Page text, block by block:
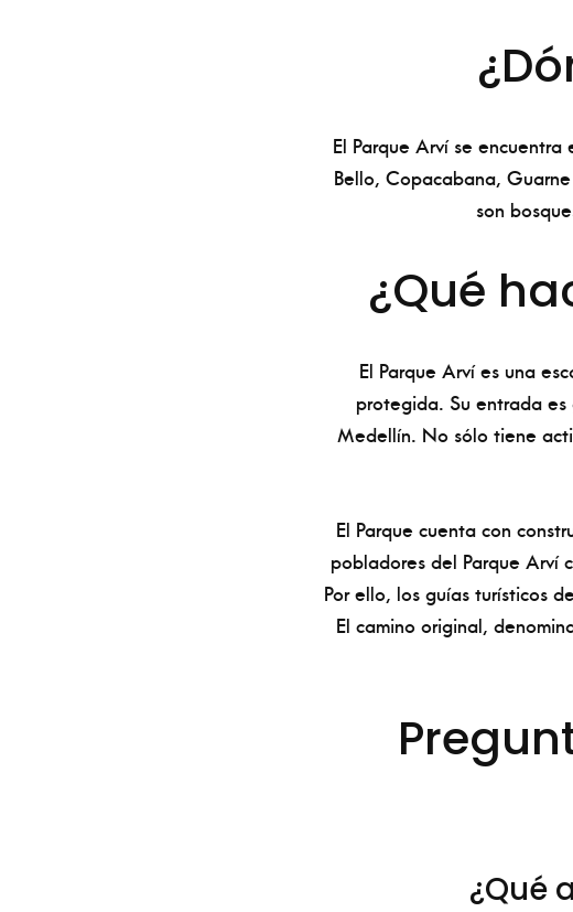
El Parque Arví se
Bello, Copacabana,
son
¿Qué
El Parque Arví es una
protegida. Su entrada
Medellín. No sólo tiene
El Parque cuenta con
pobladores del Parque Arví
Por ello, los guías turísticos
El camino original,
¿Qué